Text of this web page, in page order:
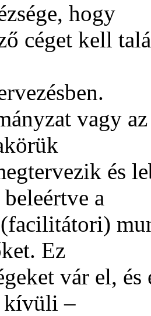
hogy
céget kell
vagy
és
a
Ez
vár el,
kívüli –